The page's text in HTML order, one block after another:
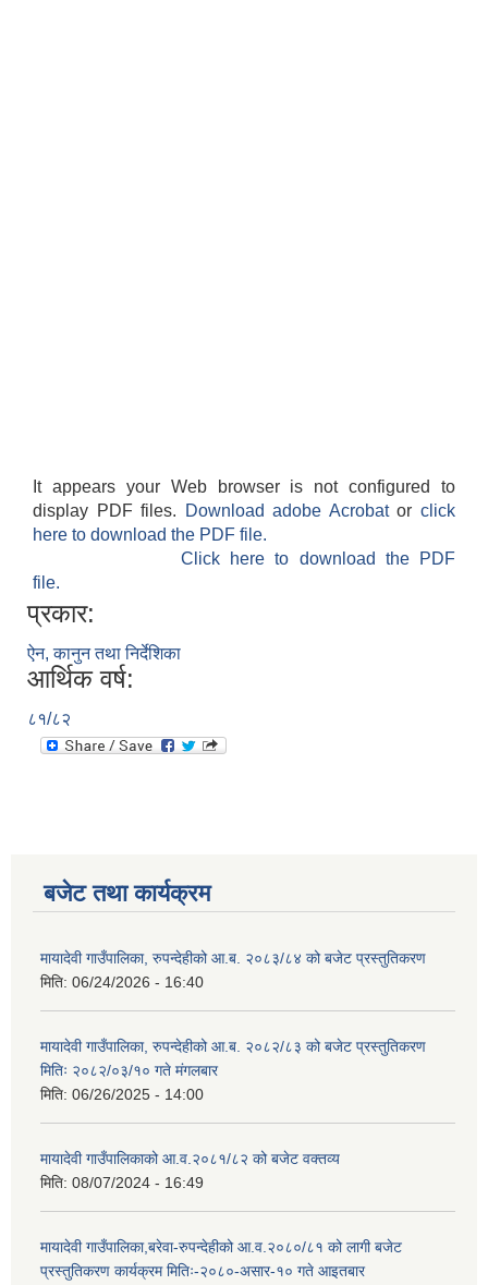
It appears your Web browser is not configured to
display PDF files.
Download adobe Acrobatorclick
here to download the PDF file.
Click here to download the PDF
file.
प्रकार:
ऐन, कानुन तथा निर्देशिका
आर्थिक वर्ष:
८१/८२
बजेट तथा कार्यक्रम
मायादेवी गाउँपालिका, रुपन्देहीको आ.ब. २०८३/८४ को बजेट प्रस्तुतिकरण
मिति: 06/24/2026 - 16:40
मायादेवी गाउँपालिका, रुपन्देहीको आ.ब. २०८२/८३ को बजेट प्रस्तुतिकरण
मितिः २०८२/०३/१० गते मंगलबार
मिति: 06/26/2025 - 14:00
मायादेवी गाउँपालिकाको आ.व.२०८१/८२ को बजेट वक्तव्य
मिति: 08/07/2024 - 16:49
मायादेवी गाउँपालिका,बरेवा-रुपन्देहीको आ.व.२०८०/८१ को लागी बजेट
प्रस्तुतिकरण कार्यक्रम मितिः-२०८०-असार-१० गते आइतबार